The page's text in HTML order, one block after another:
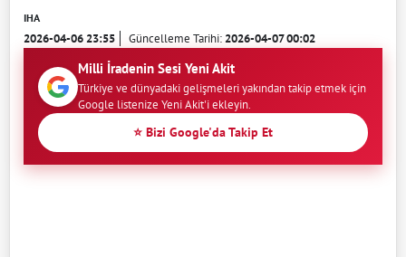
IHA
2026-04-06 23:55 Güncelleme Tarihi:2026-04-07 00:02
Milli İradenin Sesi Yeni Akit
Türkiye ve dünyadaki gelişmeleri yakından takip etmek için
Google listenize Yeni Akit'i ekleyin.
⭐ Bizi Google'da Takip Et